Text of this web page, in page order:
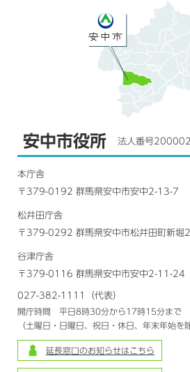
安中市役所 法人番号
本庁舎
〒379-0192 群馬県安中市安中2-13-7
松井田庁舎
〒379-0292 群馬県安中市松井田町新堀
谷津庁舎
〒379-0116 群馬県安中市安中2-11-24
027-382-1111（代表）
開庁時間 平日8時30分から17時15分まで
（土曜日・日曜日、祝日・休日、年末年始を
延長窓口のお知らせはこちら